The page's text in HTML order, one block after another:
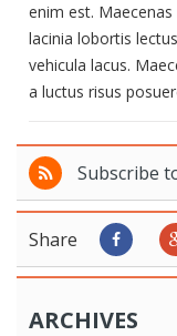
enim est.
lacinia lobortis
vehicula lacus.
a luctus risus
Subscribe
Share
ARCHIVES